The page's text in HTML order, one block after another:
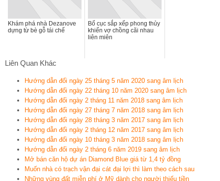
Khám phá nhà Dezanove
dựng từ bè gỗ tái chế
Bố cục sắp xếp phong thủy
khiến vợ chồng cãi nhau
liên miên
Liên Quan Khác
Hướng dẫn đổi ngày 25 tháng 5 năm 2020 sang âm lịch
Hướng dẫn đổi ngày 22 tháng 10 năm 2020 sang âm lịch
Hướng dẫn đổi ngày 2 tháng 11 năm 2018 sang âm lịch
Hướng dẫn đổi ngày 27 tháng 7 năm 2018 sang âm lịch
Hướng dẫn đổi ngày 28 tháng 3 năm 2017 sang âm lịch
Hướng dẫn đổi ngày 2 tháng 12 năm 2017 sang âm lịch
Hướng dẫn đổi ngày 10 tháng 3 năm 2018 sang âm lịch
Hướng dẫn đổi ngày 2 tháng 6 năm 2019 sang âm lịch
Mở bán căn hộ dự án Diamond Blue giá từ 1,4 tỷ đồng
Muốn nhà có trạch vận đại cát đại lợi thì làm theo cách sau
Những vùng đất miễn phí ở Mỹ dành cho người thiếu tiền